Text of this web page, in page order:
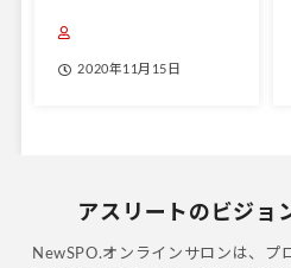
2020年11月15日
アスリートのビジョ
NewSPO.オンラインサロンは、プ